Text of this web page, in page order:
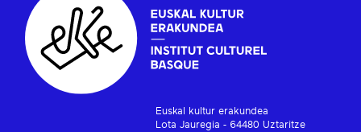
Euskal kultur erakundea
Lota Jauregia - 64480 Uztaritze